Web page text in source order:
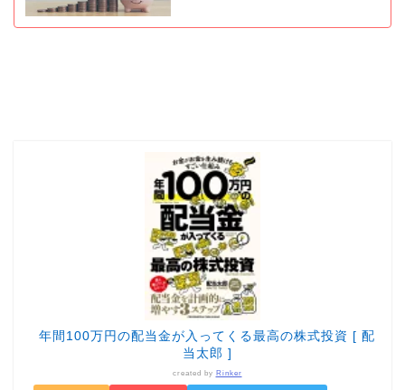
年間100万円の配当金が入ってくる最高の株式投資 [ 配
当太郎 ]
created by Rinker